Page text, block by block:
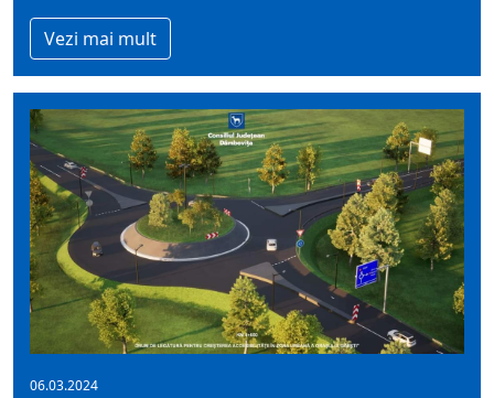
Vezi mai mult
06.03.2024